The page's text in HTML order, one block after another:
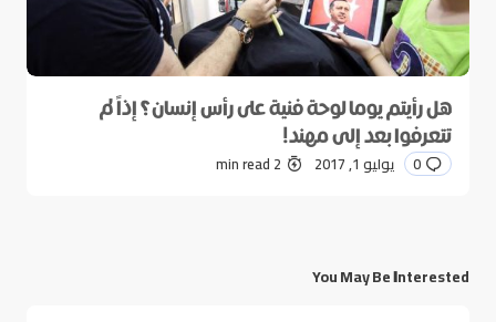
هل رأيتم يوما لوحة فنية على رأس إنسان؟ إذاً لم
تتعرفوا بعد إلى مهند!
0 يوليو 1, 2017 2 min read
You May Be Interested